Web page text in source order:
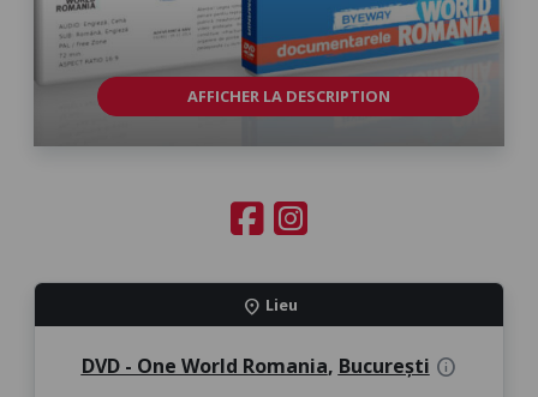
AFFICHER LA DESCRIPTION
location_on Lieu
DVD - One World Romania, București info